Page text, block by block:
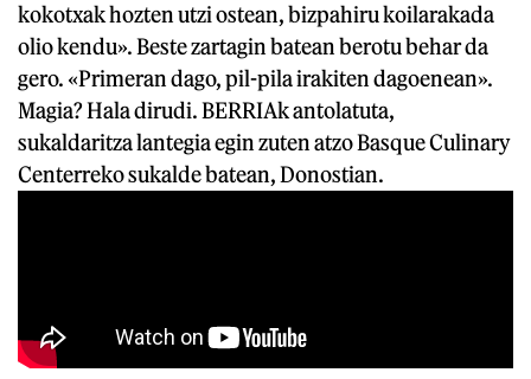
kokotxak hozten utzi ostean, bizpahiru koilarakada
olio kendu». Beste zartagin batean berotu behar da
gero. «Primeran dago, pil-pila irakiten dagoenean».
Magia? Hala dirudi. BERRIAk antolatuta,
sukaldaritza lantegia egin zuten atzo Basque Culinary
Centerreko sukalde batean, Donostian.